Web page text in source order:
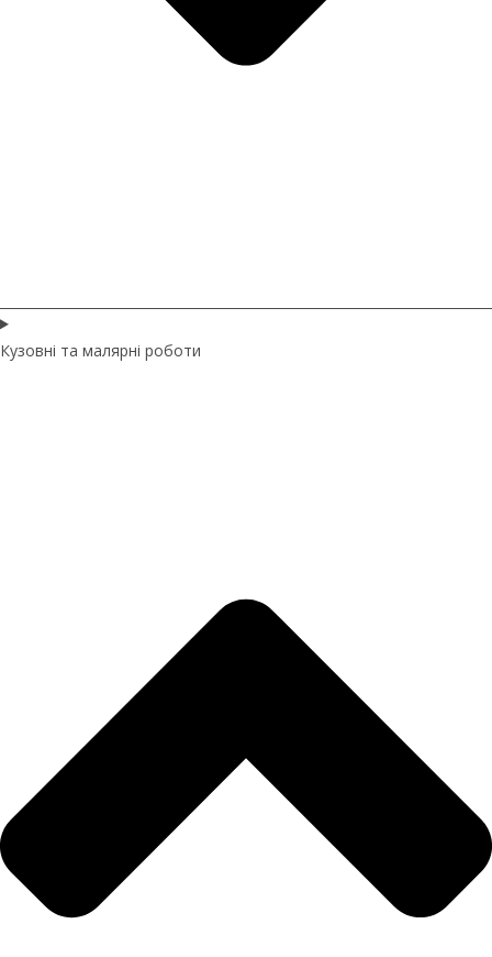
Кузовні та малярні роботи